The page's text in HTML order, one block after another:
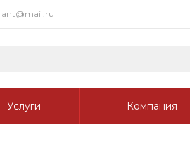
Услуги Компания